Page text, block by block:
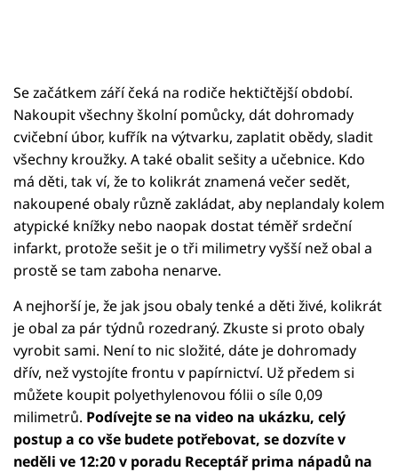
Se začátkem září čeká na rodiče hektičtější období.
Nakoupit všechny školní pomůcky, dát dohromady
cvičební úbor, kufřík na výtvarku, zaplatit obědy, sladit
všechny kroužky. A také obalit sešity a učebnice. Kdo
má děti, tak ví, že to kolikrát znamená večer sedět,
nakoupené obaly různě zakládat, aby neplandaly kolem
atypické knížky nebo naopak dostat téměř srdeční
infarkt, protože sešit je o tři milimetry vyšší než obal a
prostě se tam zaboha nenarve.
A nejhorší je, že jak jsou obaly tenké a děti živé, kolikrát
je obal za pár týdnů rozedraný. Zkuste si proto obaly
vyrobit sami. Není to nic složité, dáte je dohromady
dřív, než vystojíte frontu v papírnictví. Už předem si
můžete koupit polyethylenovou fólii o síle 0,09
milimetrů. Podívejte se na video na ukázku, celý
postup a co vše budete potřebovat, se dozvíte v
neděli ve 12:20 v poradu Receptář prima nápadů na